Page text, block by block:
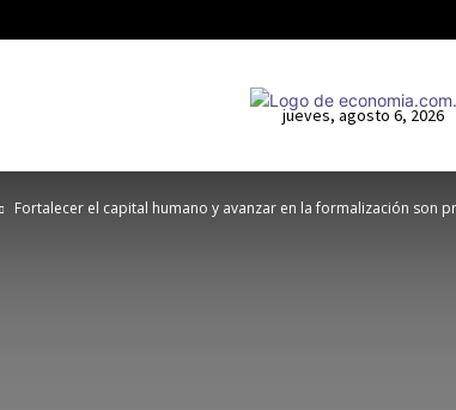
jueves, agosto 6, 2026
Fortalecer el capital humano y avanzar en la formalización son